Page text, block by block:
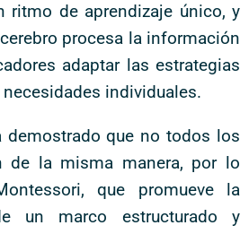
ritmo de aprendizaje único, y
procesa la información
adaptar las estrategias
individuales.
demostrado que no todos los
de la misma manera, por lo
que promueve la
un marco estructurado y